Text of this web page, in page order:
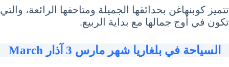
تتميز كوبنهاغن بحدائقها الجميلة ومتاحفها الرائعة، والتي
تكون في أوج جمالها مع بداية الربيع.
السياحة في بلغاريا شهر مارس 3 آذار March